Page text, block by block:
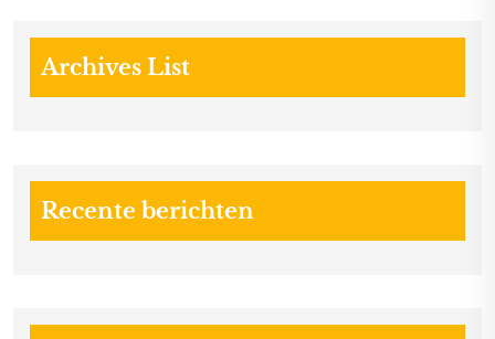
Archives List
Recente berichten